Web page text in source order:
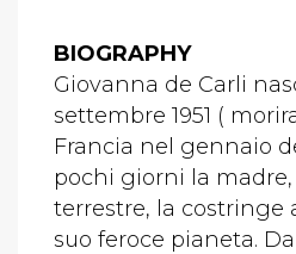
BIOGRAPHY
Giovanna de Carli
settembre 1951 (
Francia nel gennaio
pochi giorni la
terrestre, la costringe
suo feroce pianeta.